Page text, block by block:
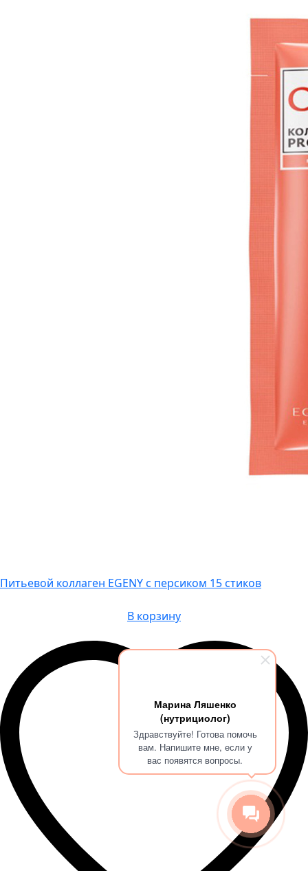
Марина Ляшенко
(нутрициолог)
Здравствуйте! Готова помочь
вам. Напишите мне, если у
вас появятся вопросы.
Питьевой коллаген EGENY с персиком 15 стиков
В корзину